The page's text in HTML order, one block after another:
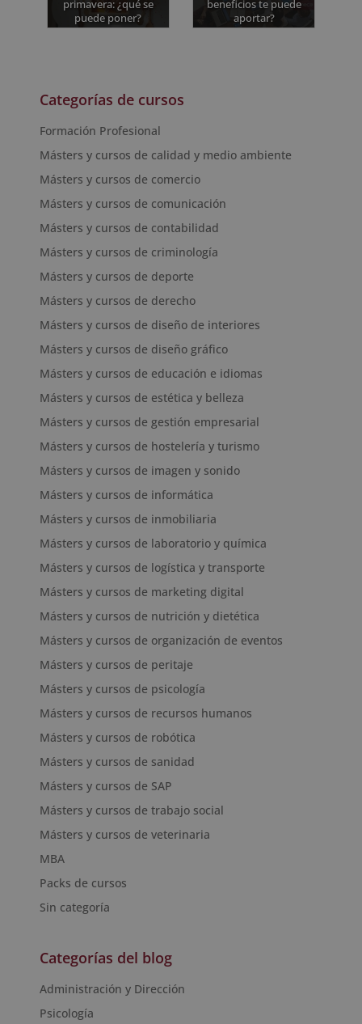
primavera: ¿qué se
puede poner?
beneficios te puede
aportar?
Categorías de cursos
Formación Profesional
Másters y cursos de calidad y medio ambiente
Másters y cursos de comercio
Másters y cursos de comunicación
Másters y cursos de contabilidad
Másters y cursos de criminología
Másters y cursos de deporte
Másters y cursos de derecho
Másters y cursos de diseño de interiores
Másters y cursos de diseño gráfico
Másters y cursos de educación e idiomas
Másters y cursos de estética y belleza
Másters y cursos de gestión empresarial
Másters y cursos de hostelería y turismo
Másters y cursos de imagen y sonido
Másters y cursos de informática
Másters y cursos de inmobiliaria
Másters y cursos de laboratorio y química
Másters y cursos de logística y transporte
Másters y cursos de marketing digital
Másters y cursos de nutrición y dietética
Másters y cursos de organización de eventos
Másters y cursos de peritaje
Másters y cursos de psicología
Másters y cursos de recursos humanos
Másters y cursos de robótica
Másters y cursos de sanidad
Másters y cursos de SAP
Másters y cursos de trabajo social
Másters y cursos de veterinaria
MBA
Packs de cursos
Sin categoría
Categorías del blog
Administración y Dirección
Psicología